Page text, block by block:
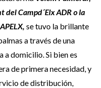
del Campd´Elx ADR o la
se tuvo la brillante
a través de una
domicilio. Si bien es
de primera necesidad, y
de distribución,